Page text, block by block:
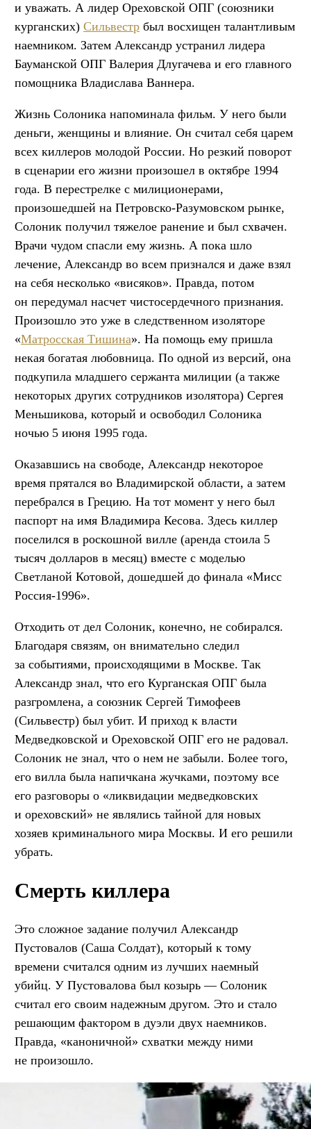
и уважать. А лидер Ореховской ОПГ (союзники
курганских) Сильвестр был восхищен талантливым
наемником. Затем Александр устранил лидера
Бауманской ОПГ Валерия Длугачева и его главного
помощника Владислава Ваннера.
Жизнь Солоника напоминала фильм. У него были
деньги, женщины и влияние. Он считал себя царем
всех киллеров молодой России. Но резкий поворот
в сценарии его жизни произошел в октябре 1994
года. В перестрелке с милиционерами,
произошедшей на Петровско-Разумовском рынке,
Солоник получил тяжелое ранение и был схвачен.
Врачи чудом спасли ему жизнь. А пока шло
лечение, Александр во всем признался и даже взял
на себя несколько «висяков». Правда, потом
он передумал насчет чистосердечного признания.
Произошло это уже в следственном изоляторе
«Матросская Тишина». На помощь ему пришла
некая богатая любовница. По одной из версий, она
подкупила младшего сержанта милиции (а также
некоторых других сотрудников изолятора) Сергея
Меньшикова, который и освободил Солоника
ночью 5 июня 1995 года.
Оказавшись на свободе, Александр некоторое
время прятался во Владимирской области, а затем
перебрался в Грецию. На тот момент у него был
паспорт на имя Владимира Кесова. Здесь киллер
поселился в роскошной вилле (аренда стоила 5
тысяч долларов в месяц) вместе с моделью
Светланой Котовой, дошедшей до финала «Мисс
Россия-1996».
Отходить от дел Солоник, конечно, не собирался.
Благодаря связям, он внимательно следил
за событиями, происходящими в Москве. Так
Александр знал, что его Курганская ОПГ была
разгромлена, а союзник Сергей Тимофеев
(Сильвестр) был убит. И приход к власти
Медведковской и Ореховской ОПГ его не радовал.
Солоник не знал, что о нем не забыли. Более того,
его вилла была напичкана жучками, поэтому все
его разговоры о «ликвидации медведковских
и ореховский» не являлись тайной для новых
хозяев криминального мира Москвы. И его решили
убрать.
Смерть киллера
Это сложное задание получил Александр
Пустовалов (Саша Солдат), который к тому
времени считался одним из лучших наемный
убийц. У Пустовалова был козырь — Солоник
считал его своим надежным другом. Это и стало
решающим фактором в дуэли двух наемников.
Правда, «каноничной» схватки между ними
не произошло.